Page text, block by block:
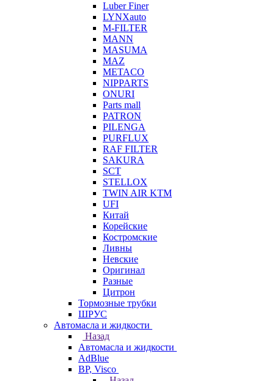
Luber Finer
LYNXauto
M-FILTER
MANN
MASUMA
MAZ
METACO
NIPPARTS
ONURI
Parts mall
PATRON
PILENGA
PURFLUX
RAF FILTER
SAKURA
SCT
STELLOX
TWIN AIR KTM
UFI
Китай
Корейские
Костромские
Ливны
Невские
Оригинал
Разные
Цитрон
Тормозные трубки
ШРУС
Автомасла и жидкости
Назад
Автомасла и жидкости
AdBlue
BP, Visco